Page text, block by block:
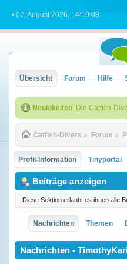
• 07. August 2026, 14:19:08
Übersicht Forum Hilfe
Neuigkeiten: Die Catfish-
Catfish-Divers » Forum »
Profil-Information Tinyportal
Beiträge anzeigen
Diese Sektion erlaubt es ihnen alle
Nachrichten Themen
Nachrichten -